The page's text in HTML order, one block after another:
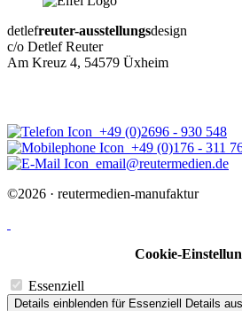
detlefreuter-ausstellungsdesign
c/o Detlef Reuter
Am Kreuz 4, 54579 Üxheim
+49 (0)2696 - 930 548
+49 (0)176 - 311
email@reutermedien.de
©2026 · reutermedien-manufaktur
Cookie-
Essenziell
Details einblenden für Essenziell Details